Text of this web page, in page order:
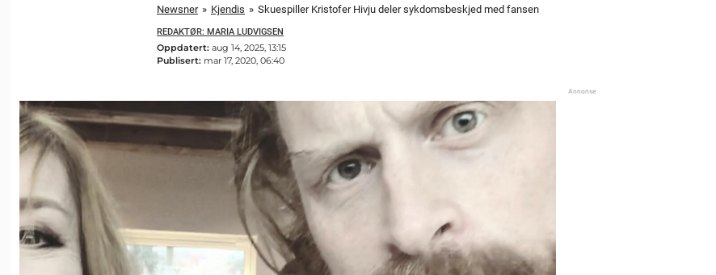
Newsner » Kjendis » Skuespiller Kristofer Hivju deler sykdomsbeskjed med fansen
REDAKTØR: MARIA LUDVIGSEN
Oppdatert: aug 14, 2025, 13:15
Publisert: mar 17, 2020, 06:40